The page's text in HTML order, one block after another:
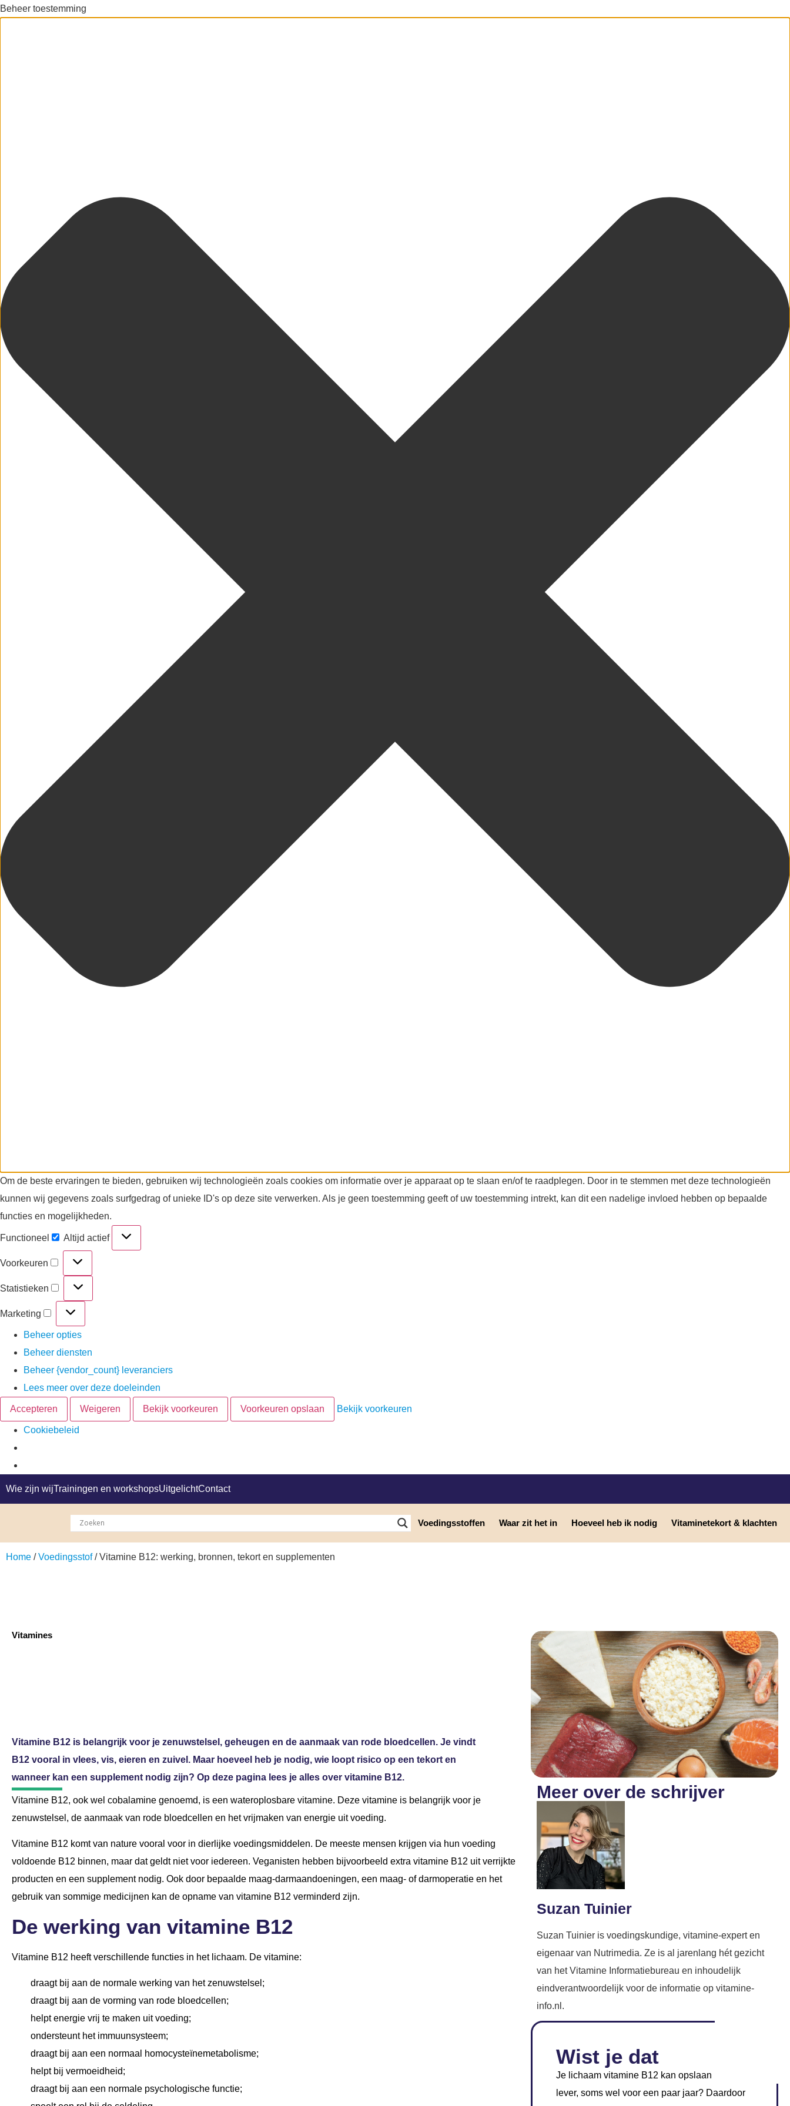
Beheer toestemming
Om de beste ervaringen te bieden, gebruiken wij technologieën zoals cookies om informatie over je apparaat op te slaan en/of te raadplegen. Door in te stemmen met deze technologieën
kunnen wij gegevens zoals surfgedrag of unieke ID's op deze site verwerken. Als je geen toestemming geeft of uw toestemming intrekt, kan dit een nadelige invloed hebben op bepaalde
functies en mogelijkheden.
Functioneel Altijd actief
Voorkeuren
Statistieken
Marketing
Beheer opties
Beheer diensten
Beheer {vendor_count} leveranciers
Lees meer over deze doeleinden
Accepteren Weigeren Bekijk voorkeuren Voorkeuren opslaan Bekijk voorkeuren
Cookiebeleid
Wie zijn wijTrainingen en workshopsUitgelichtContact
Voedingsstoffen Waar zit het in Hoeveel heb ik nodig Vitaminetekort & klachten
Home /Voedingsstof/ Vitamine B12: werking, bronnen, tekort en supplementen
Vitamines
Vitamine B12 is belangrijk voor je zenuwstelsel, geheugen en de aanmaak van rode bloedcellen. Je vindt
B12 vooral in vlees, vis, eieren en zuivel. Maar hoeveel heb je nodig, wie loopt risico op een tekort en
wanneer kan een supplement nodig zijn? Op deze pagina lees je alles over vitamine B12.
Vitamine B12, ook wel cobalamine genoemd, is een wateroplosbare vitamine. Deze vitamine is belangrijk voor je
zenuwstelsel, de aanmaak van rode bloedcellen en het vrijmaken van energie uit voeding.
Vitamine B12 komt van nature vooral voor in dierlijke voedingsmiddelen. De meeste mensen krijgen via hun voeding
voldoende B12 binnen, maar dat geldt niet voor iedereen. Veganisten hebben bijvoorbeeld extra vitamine B12 uit verrijkte
producten en een supplement nodig. Ook door bepaalde maag-darmaandoeningen, een maag- of darmoperatie en het
gebruik van sommige medicijnen kan de opname van vitamine B12 verminderd zijn.
De werking van vitamine B12
Vitamine B12 heeft verschillende functies in het lichaam. De vitamine:
draagt bij aan de normale werking van het zenuwstelsel;
draagt bij aan de vorming van rode bloedcellen;
helpt energie vrij te maken uit voeding;
ondersteunt het immuunsysteem;
draagt bij aan een normaal homocysteïnemetabolisme;
helpt bij vermoeidheid;
draagt bij aan een normale psychologische functie;
Meer over de schrijver
Suzan Tuinier
Suzan Tuinier is voedingskundige, vitamine-expert en
eigenaar van Nutrimedia. Ze is al jarenlang hét gezicht
van het Vitamine Informatiebureau en inhoudelijk
eindverantwoordelijk voor de informatie op vitamine-
info.nl.
Wist je dat
Je lichaam vitamine B12 kan opslaan in je
lever, soms wel voor een paar jaar? Daardoor